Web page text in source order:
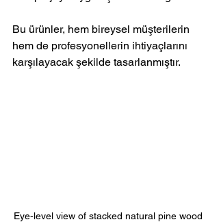
Bu ürünler, hem bireysel müşterilerin
hem de profesyonellerin ihtiyaçlarını
karşılayacak şekilde tasarlanmıştır.
Eye-level view of stacked natural pine wood